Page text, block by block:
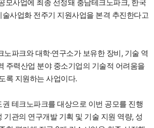
모사업에 최종 선정돼 충남테크노파크, 한국
사업화 전주기 지원사업을 본격 추진한다고
노파크와 대학·연구소가 보유한 장비, 기술 역
주력산업 분야 중소기업의 기술적 어려움을
록 지원하는 사업이다.
테크노파크를 대상으로 이번 공모를 진행
기관의 연구개발 기획 및 기술 지원 역량, 성